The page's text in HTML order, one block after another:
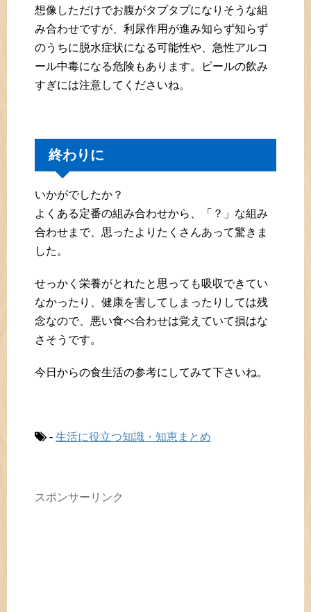
想像しただけでお腹がタプタプになりそうな組
み合わせですが、利尿作用が進み知らず知らず
のうちに脱水症状になる可能性や、急性アルコ
ール中毒になる危険もあります。ビールの飲み
すぎには注意してくださいね。
終わりに
いかがでしたか？
よくある定番の組み合わせから、「？」な組み
合わせまで、思ったよりたくさんあって驚きま
した。
せっかく栄養がとれたと思っても吸収できてい
なかったり、健康を害してしまったりしては残
念なので、悪い食べ合わせは覚えていて損はな
さそうです。
今日からの食生活の参考にしてみて下さいね。
- 生活に役立つ知識・知恵まとめ
スポンサーリンク